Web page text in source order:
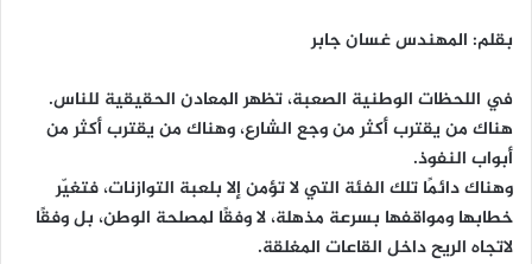
بقلم: المهندس غسان جابر
في اللحظات الوطنية الصعبة، تظهر المعادن الحقيقية للناس.
هناك من يقترب أكثر من وجع الشارع، وهناك من يقترب أكثر من
أبواب النفوذ.
وهناك دائمًا تلك الفئة التي لا تؤمن إلا بلعبة التوازنات، فتغيّر
خطابها ومواقفها بسرعة مذهلة، لا وفقًا لمصلحة الوطن، بل وفقًا
لاتجاه الريح داخل القاعات المغلقة.